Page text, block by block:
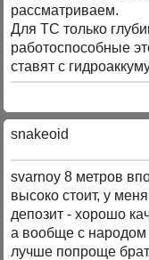
рассматриваем.
Для ТС только
работоспособные
ставят с
snakeoid
svarnoy 8 метров
высоко стоит, у
депозит - хорошо
а вообще с народом
лучше попроще